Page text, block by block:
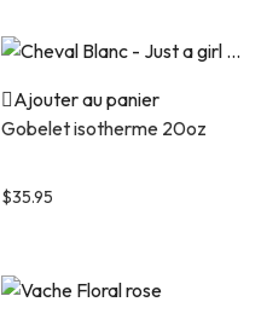
Ajouter au panier
Gobelet isotherme 20oz
$35.95